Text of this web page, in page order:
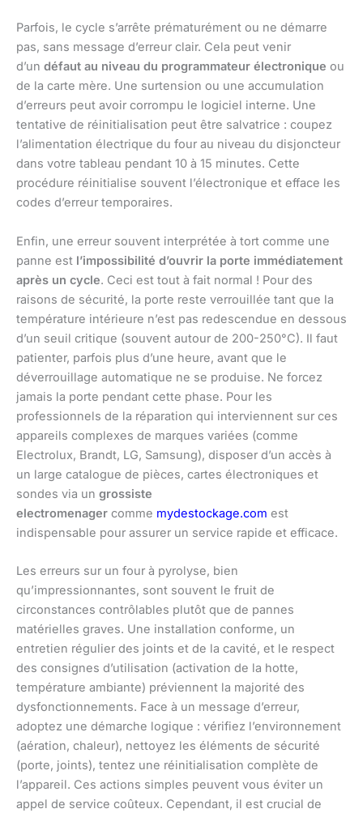
Parfois, le cycle s’arrête prématurément ou ne démarre
pas, sans message d’erreur clair. Cela peut venir
d’un défaut au niveau du programmateur électronique ou
de la carte mère. Une surtension ou une accumulation
d’erreurs peut avoir corrompu le logiciel interne. Une
tentative de réinitialisation peut être salvatrice : coupez
l’alimentation électrique du four au niveau du disjoncteur
dans votre tableau pendant 10 à 15 minutes. Cette
procédure réinitialise souvent l’électronique et efface les
codes d’erreur temporaires.
Enfin, une erreur souvent interprétée à tort comme une
panne est l’impossibilité d’ouvrir la porte immédiatement
après un cycle. Ceci est tout à fait normal ! Pour des
raisons de sécurité, la porte reste verrouillée tant que la
température intérieure n’est pas redescendue en dessous
d’un seuil critique (souvent autour de 200-250°C). Il faut
patienter, parfois plus d’une heure, avant que le
déverrouillage automatique ne se produise. Ne forcez
jamais la porte pendant cette phase. Pour les
professionnels de la réparation qui interviennent sur ces
appareils complexes de marques variées (comme
Electrolux, Brandt, LG, Samsung), disposer d’un accès à
un large catalogue de pièces, cartes électroniques et
sondes via un grossiste
electromenager comme mydestockage.com est
indispensable pour assurer un service rapide et efficace.
Les erreurs sur un four à pyrolyse, bien
qu’impressionnantes, sont souvent le fruit de
circonstances contrôlables plutôt que de pannes
matérielles graves. Une installation conforme, un
entretien régulier des joints et de la cavité, et le respect
des consignes d’utilisation (activation de la hotte,
température ambiante) préviennent la majorité des
dysfonctionnements. Face à un message d’erreur,
adoptez une démarche logique : vérifiez l’environnement
(aération, chaleur), nettoyez les éléments de sécurité
(porte, joints), tentez une réinitialisation complète de
l’appareil. Ces actions simples peuvent vous éviter un
appel de service coûteux. Cependant, il est crucial de